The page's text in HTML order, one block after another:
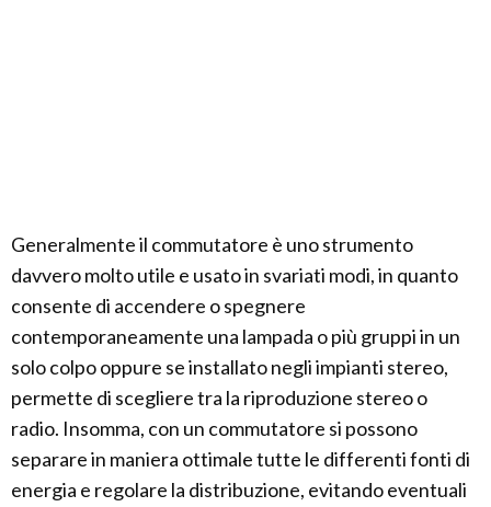
Generalmente il commutatore è uno strumento
davvero molto utile e usato in svariati modi, in quanto
consente di accendere o spegnere
contemporaneamente una lampada o più gruppi in un
solo colpo oppure se installato negli impianti stereo,
permette di scegliere tra la riproduzione stereo o
radio. Insomma, con un commutatore si possono
separare in maniera ottimale tutte le differenti fonti di
energia e regolare la distribuzione, evitando eventuali